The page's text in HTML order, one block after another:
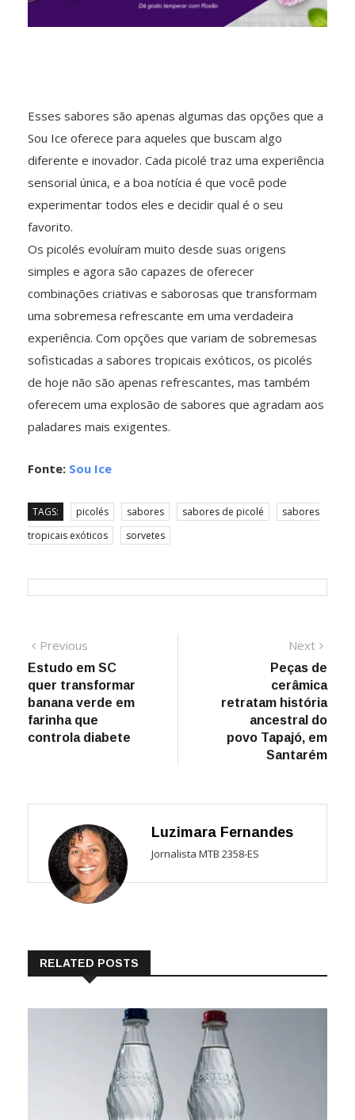
Esses sabores são apenas algumas das opções que a
Sou Ice oferece para aqueles que buscam algo
diferente e inovador. Cada picolé traz uma experiência
sensorial única, e a boa notícia é que você pode
experimentar todos eles e decidir qual é o seu
favorito.
Os picolés evoluíram muito desde suas origens
simples e agora são capazes de oferecer
combinações criativas e saborosas que transformam
uma sobremesa refrescante em uma verdadeira
experiência. Com opções que variam de sobremesas
sofisticadas a sabores tropicais exóticos, os picolés
de hoje não são apenas refrescantes, mas também
oferecem uma explosão de sabores que agradam aos
paladares mais exigentes.
Fonte: Sou Ice
TAGS: picolés sabores sabores de picolé
sabores
tropicais exóticos
sorvetes
Navegação
de
Post
Previous
post:
Estudo em SC
quer transformar
banana verde em
farinha que
controla diabete
Next
Peças de
cerâmica
retratam história
ancestral do
povo Tapajó, em
Santarém
Luzimara Fernandes
Jornalista MTB 2358-ES
RELATED POSTS